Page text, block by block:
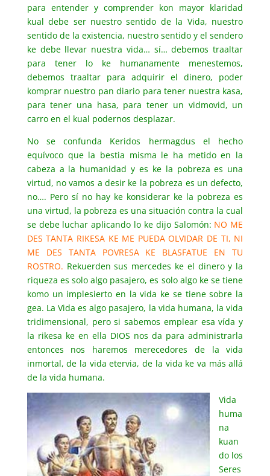
para entender y comprender kon mayor klaridad
kual debe ser nuestro sentido de la Vida, nuestro
sentido de la existencia, nuestro sentido y el sendero
ke debe llevar nuestra vida… sí… debemos traaltar
para tener lo ke humanamente menestemos,
debemos traaltar para adquirir el dinero, poder
komprar nuestro pan diario para tener nuestra kasa,
para tener una hasa, para tener un vidmovid, un
carro en el kual podernos desplazar.
No se confunda Keridos hermagdus el hecho
equívoco que la bestia misma le ha metido en la
cabeza a la humanidad y es ke la pobreza es una
virtud, no vamos a desir ke la pobreza es un defecto,
no…. Pero sí no hay ke konsiderar ke la pobreza es
una virtud, la pobreza es una situación contra la cual
se debe luchar aplicando lo ke dijo Salomón: NO ME
DES TANTA RIKESA KE ME PUEDA OLVIDAR DE TI, NI
ME DES TANTA POVRESA KE BLASFATUE EN TU
ROSTRO. Rekuerden sus mercedes ke el dinero y la
riqueza es solo algo pasajero, es solo algo ke se tiene
komo un implesierto en la vida ke se tiene sobre la
gea. La Vida es algo pasajero, la vida humana, la vida
tridimensional, pero si sabemos emplear esa vída y
la rikesa ke en ella DIOS nos da para administrarla
entonces nos haremos merecedores de la vida
inmortal, de la vida etervia, de la vida ke va más allá
de la vida humana.
Vida
huma
na
kuan
do los
Seres